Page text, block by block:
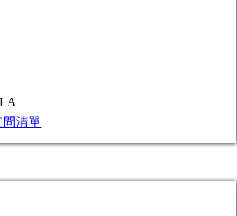
問清單